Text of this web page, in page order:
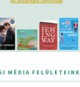
MÉDIA FELÜLETEINK